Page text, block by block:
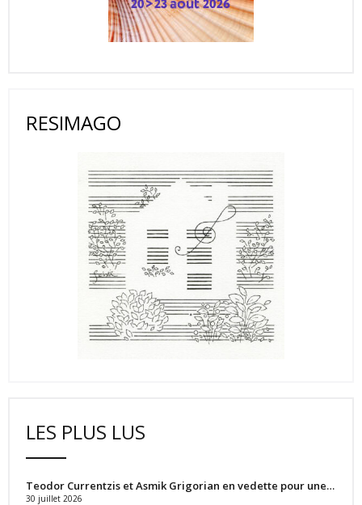
RESIMAGO
LES PLUS LUS
Teodor Currentzis et Asmik Grigorian en vedette pour une…
30 juillet 2026